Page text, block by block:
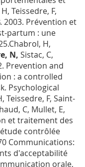
Teissedre, F,
2003. Prévention et
partum : une
H,
N, Sistac, C,
Prevention and
: a controlled
Psychological
Teissedre, F, Saint-
C, Mullet, E,
et traitement des
contrôlée
Communications:
d'acceptabilité
orale,